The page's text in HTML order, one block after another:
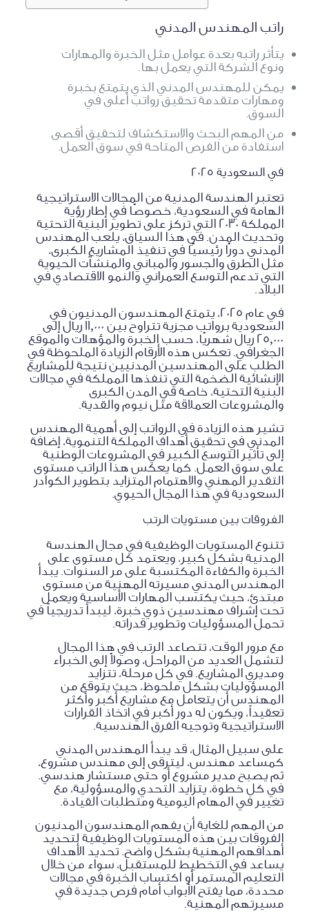
راتب المهندس المدني
يتأثر راتبه بعدة عوامل مثل الخبرة والمهارات
ونوع الشركة التي يعمل بها.
يمكن للمهندس المدني الذي يتمتع بخبرة
ومهارات متقدمة تحقيق رواتب أعلى في
السوق.
من المهم البحث والاستكشاف لتحقيق أقصى
استفادة من الفرص المتاحة في سوق العمل.
في السعودية 2025
تعتبر الهندسة المدنية من المجالات الاستراتيجية
الهامة في السعودية، خصوصًا في إطار رؤية
المملكة 2030 التي تركز على تطوير البنية التحتية
وتحديث المدن. في هذا السياق، يلعب المهندس
المدني دورًا رئيسيًا في تنفيذ المشاريع الكبرى،
مثل الطرق والجسور والمباني والمنشآت الحيوية
التي تدعم التوسع العمراني والنمو الاقتصادي في
البلاد.
في عام 2025، يتمتع المهندسون المدنيون في
السعودية برواتب مجزية تتراوح بين 11,000 ريال إلى
25,000 ريال شهريًا، حسب الخبرة والمؤهلات والموقع
الجغرافي. تعكس هذه الأرقام الزيادة الملحوظة في
الطلب على المهندسين المدنيين نتيجة للمشاريع
الإنشائية الضخمة التي تنفذها المملكة في مجالات
البنية التحتية، خاصة في المدن الكبرى
والمشروعات العملاقة مثل نيوم والقدية.
تشير هذه الزيادة في الرواتب إلى أهمية المهندس
المدني في تحقيق أهداف المملكة التنموية، إضافة
إلى تأثير التوسع الكبير في المشروعات الوطنية
على سوق العمل. كما يعكس هذا الراتب مستوى
التقدير المهني والاهتمام المتزايد بتطوير الكوادر
السعودية في هذا المجال الحيوي.
الفروقات بين مستويات الرتب
تتنوع المستويات الوظيفية في مجال الهندسة
المدنية بشكل كبير، ويعتمد كل مستوى على
الخبرة والكفاءة المكتسبة على مر السنوات. يبدأ
المهندس المدني مسيرته المهنية من مستوى
مبتدئ، حيث يكتسب المهارات الأساسية ويعمل
تحت إشراف مهندسين ذوي خبرة، ليبدأ تدريجياً في
تحمل المسؤوليات وتطوير قدراته.
مع مرور الوقت، تتصاعد الرتب في هذا المجال
لتشمل العديد من المراحل، وصولاً إلى الخبراء
ومديري المشاريع. في كل مرحلة، تتزايد
المسؤوليات بشكل ملحوظ، حيث يتوقع من
المهندس أن يتعامل مع مشاريع أكبر وأكثر
تعقيداً، ويكون له دور أكبر في اتخاذ القرارات
الاستراتيجية وتوجيه الفرق الهندسية.
على سبيل المثال، قد يبدأ المهندس المدني
كمساعد مهندس، ليترقى إلى مهندس مشروع،
ثم يصبح مدير مشروع أو حتى مستشار هندسي.
في كل خطوة، يتزايد التحدي والمسؤولية، مع
تغيير في المهام اليومية ومتطلبات القيادة.
من المهم للغاية أن يفهم المهندسون المدنيون
الفروقات بين هذه المستويات الوظيفية لتحديد
أهدافهم المهنية بشكل واضح. تحديد الأهداف
يساعد في التخطيط للمستقبل، سواء من خلال
التعليم المستمر أو اكتساب الخبرة في مجالات
محددة، مما يفتح الأبواب أمام فرص جديدة في
مسيرتهم المهنية.